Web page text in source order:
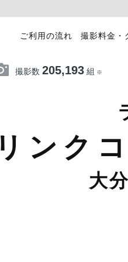
ご利用の流れ 撮影料金・
撮影数 205,193組 ※
リンク
大